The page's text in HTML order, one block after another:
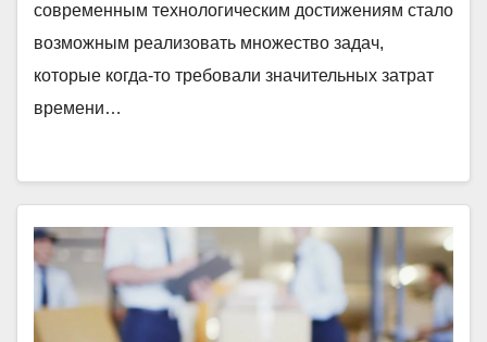
современным технологическим достижениям стало
возможным реализовать множество задач,
которые когда-то требовали значительных затрат
времени…